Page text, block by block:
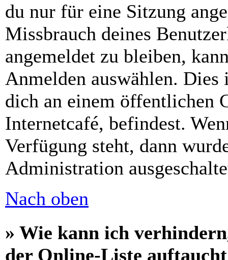
du nur für eine Sitzung
Missbrauch deines
angemeldet zu bleiben,
Anmelden auswählen.
dich an einem öffentlichen
Internetcafé, befindest.
Verfügung steht, dann
Administration
Nach oben
» Wie kann ich
der Online-Liste